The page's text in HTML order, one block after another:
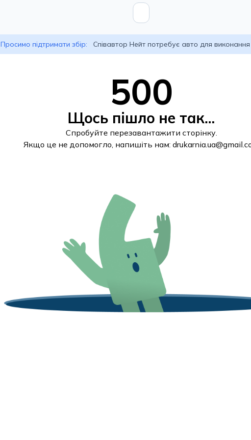
Просимо підтримати збір: Співавтор Нейт потребує авто для
500
Щось пішло не так...
Спробуйте перезавантажити сторінку.
Якщо це не допомогло, напишіть нам: